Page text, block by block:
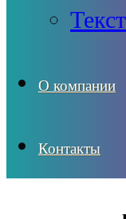
О компании
Контакты